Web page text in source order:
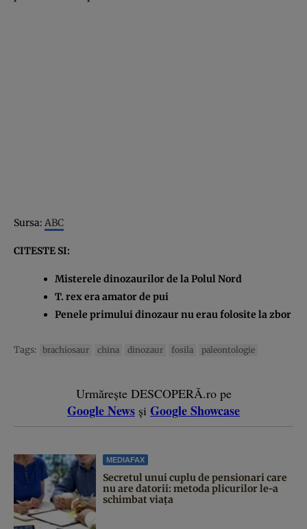
Sursa: ABC
CITESTE SI:
Misterele dinozaurilor de la Polul Nord
T. rex era amator de pui
Penele primului dinozaur nu erau folosite la zbor
Tags: brachiosaur china dinozaur fosila paleontologie
Urmărește DESCOPERĂ.ro pe
Google News și Google Showcase
MEDIAFAX
Secretul unui cuplu de pensionari care
nu are datorii: metoda plicurilor le-a
schimbat viața